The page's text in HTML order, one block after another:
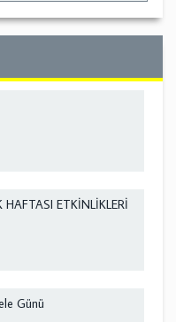
ETKİNLİKLERİ
Günü